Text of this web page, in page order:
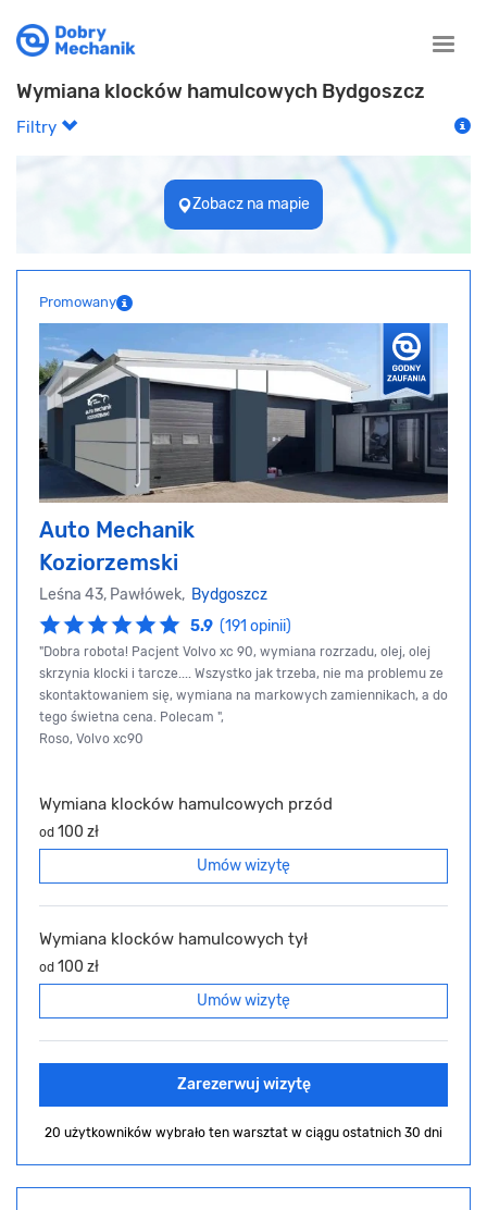
Toggle
Wymiana klocków hamulcowych Bydgoszcz
Filtry
Zobacz na mapie
Promowany
Auto Mechanik
Koziorzemski
Leśna 43, Pawłówek, Bydgoszcz
5.9 (191 opinii)
"Dobra robota! Pacjent Volvo xc 90, wymiana rozrzadu, olej, olej
skrzynia klocki i tarcze.... Wszystko jak trzeba, nie ma problemu ze
skontaktowaniem się, wymiana na markowych zamiennikach, a do
tego świetna cena. Polecam ",
Roso, Volvo xc90
Wymiana klocków hamulcowych przód
od 100 zł
Umów wizytę
Wymiana klocków hamulcowych tył
od 100 zł
Umów wizytę
Zarezerwuj wizytę
20 użytkowników wybrało ten warsztat w ciągu ostatnich 30 dni